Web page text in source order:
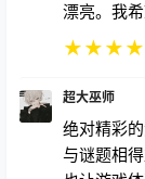
漂亮。我
★★★★
超大巫师
绝对精彩
与谜题相